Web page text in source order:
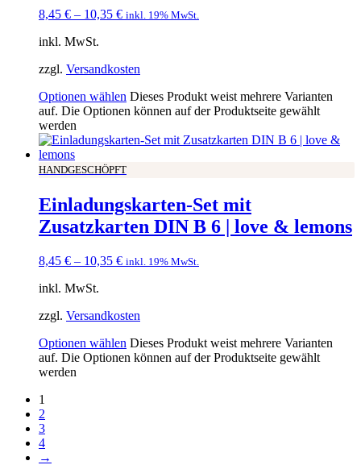
8,45 € – 10,35 € inkl. 19% MwSt.
inkl. MwSt.
zzgl. Versandkosten
Optionen wählen Dieses Produkt weist mehrere Varianten
auf. Die Optionen können auf der Produktseite gewählt
werden
HANDGESCHÖPFT
Einladungskarten-Set mit
Zusatzkarten DIN B 6 | love & lemons
8,45 € – 10,35 € inkl. 19% MwSt.
inkl. MwSt.
zzgl. Versandkosten
Optionen wählen Dieses Produkt weist mehrere Varianten
auf. Die Optionen können auf der Produktseite gewählt
werden
1
2
3
4
→